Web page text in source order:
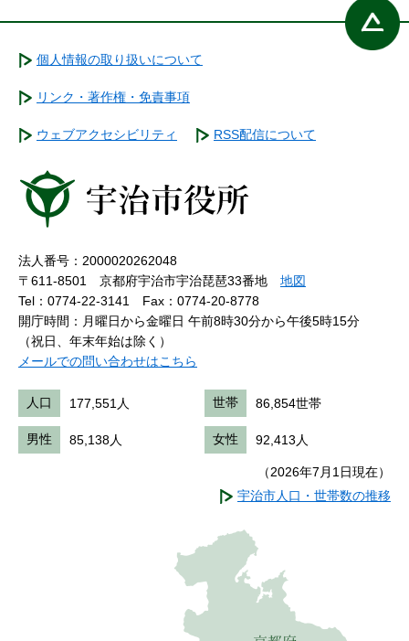
個人情報の取り扱いについて
リンク・著作権・免責事項
ウェブアクセシビリティ RSS配信について
法人番号：2000020262048
〒611-8501 京都府宇治市宇治琵琶33番地 地図
Tel：0774-22-3141
Fax：0774-20-8778
開庁時間：月曜日から金曜日 午前8時30分から午後5時15分
（祝日、年末年始は除く）
メールでの問い合わせはこちら
人口 177,551人 世帯 86,854世帯
男性 85,138人 女性 92,413人
（2026年7月1日現在）
宇治市人口・世帯数の推移